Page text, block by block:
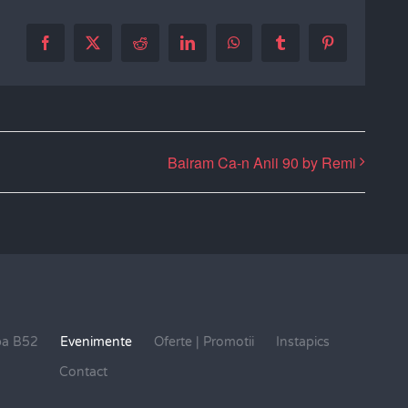
Facebook
X Reddit LinkedInWhatsAppTumblr Pinterest
Bairam Ca-n Anii 90 by Remi
B52 Evenimente Oferte | Promotii
Instapics
Contact